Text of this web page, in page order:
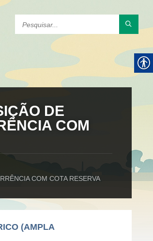
DE
COM
COM COTA RESERVA
(AMPLA